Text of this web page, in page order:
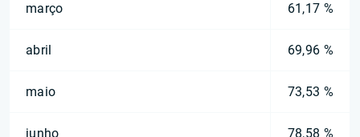
março 61,17 %
abril 69,96 %
maio 73,53 %
junho 78,58 %